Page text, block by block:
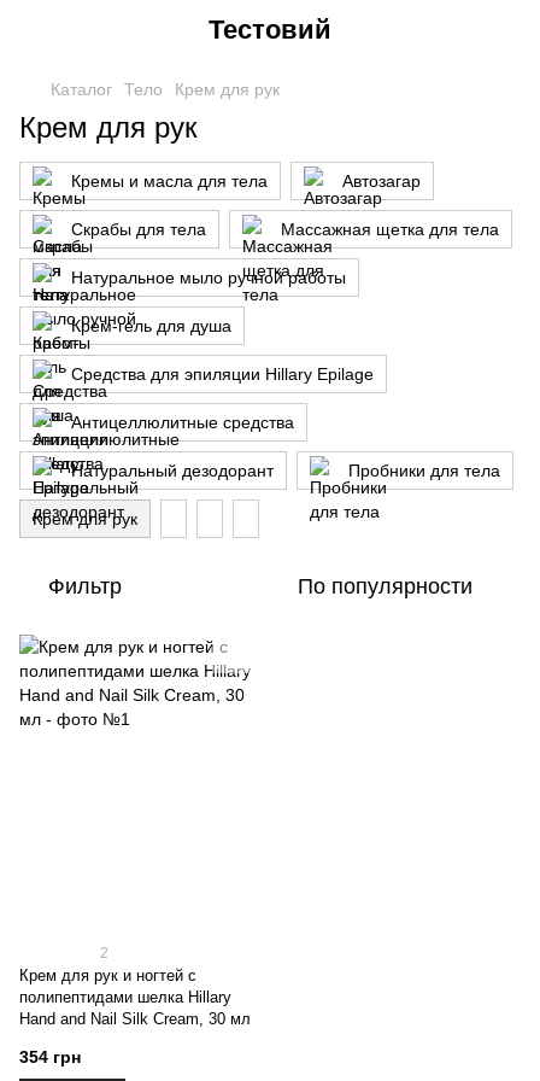
Тестовий
Каталог Тело Крем для рук
Крем для рук
Кремы и масла для тела Автозагар
Скрабы для тела Массажная щетка для тела
Натуральное мыло ручной работы
Крем-гель для душа
Средства для эпиляции Hillary Epilage
Антицеллюлитные средства
Натуральный дезодорант Пробники для тела
Крем для рук
Фильтр По популярности
2
Крем для рук и ногтей с
полипептидами шелка Hillary
Hand and Nail Silk Cream, 30 мл
354 грн